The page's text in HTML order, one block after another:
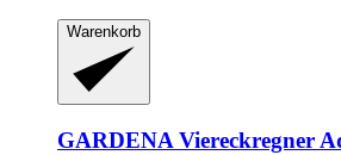
Warenkorb
GARDENA Viereckregner